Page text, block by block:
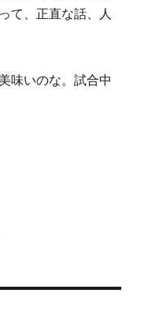
て、正直な話、人
味いのな。試合中